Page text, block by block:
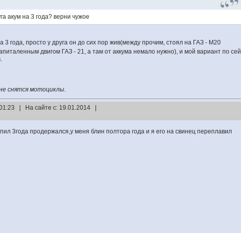
акум на 3 года? верни чужое
3 года, просто у друга он до сих пор жив(между прочим, стоял на ГАЗ - М20
двигом ГАЗ - 21, а там от аккума немало нужно), и мой вариант по сей
снятся мотоциклы.
| На сайте с: 19.01.2014 |
3года продержался,у меня блин полтора года и я его на свинец переплавил